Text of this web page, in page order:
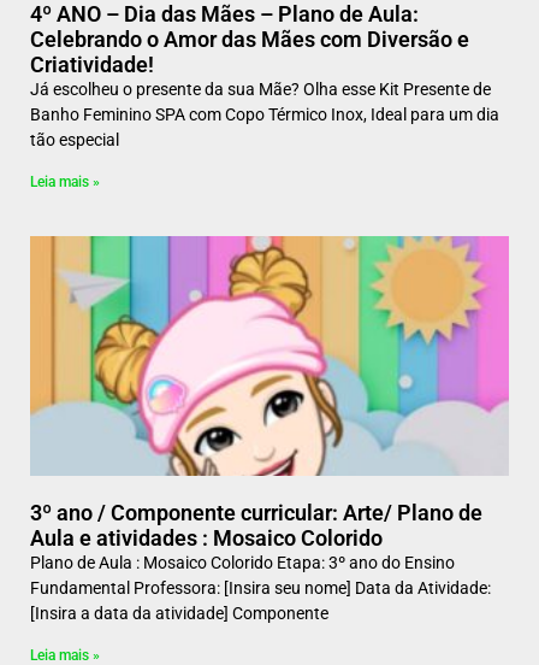
4º ANO – Dia das Mães – Plano de Aula:
Celebrando o Amor das Mães com Diversão e
Criatividade!
Já escolheu o presente da sua Mãe? Olha esse Kit Presente de
Banho Feminino SPA com Copo Térmico Inox, Ideal para um dia
tão especial
Leia mais »
3º ano / Componente curricular: Arte/ Plano de
Aula e atividades : Mosaico Colorido
Plano de Aula : Mosaico Colorido Etapa: 3º ano do Ensino
Fundamental Professora: [Insira seu nome] Data da Atividade:
[Insira a data da atividade] Componente
Leia mais »